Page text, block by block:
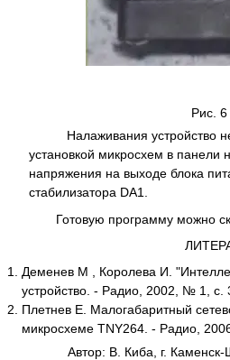
Рис. 6
Налаживания устройство
установкой микросхем в панели
напряжения на выходе блока
стабилизатора DA1.
Готовую программу можно
Деменев М , Королева И.
устройство. - Радио, 2002, № 1, с.
Плетнев Е. Малогабаритный
микросхеме TNY264. - Радио,
Автор: В. Киба, г. Каменск-